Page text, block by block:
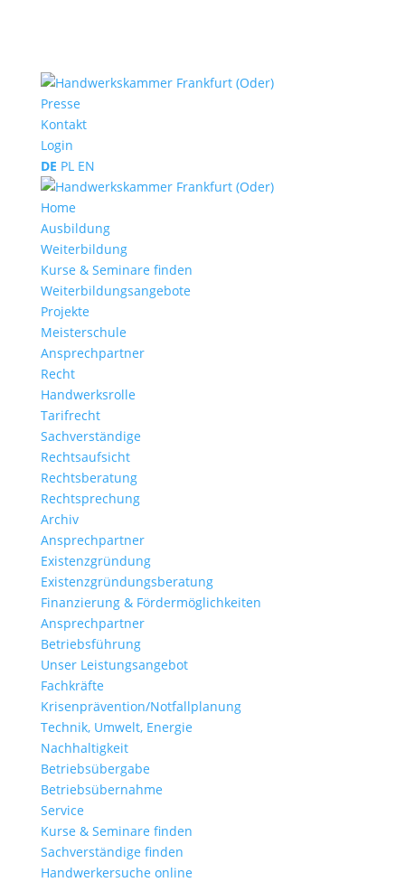
Presse
Kontakt
Login
DE PL EN
Home
Ausbildung
Weiterbildung
Kurse & Seminare finden
Weiterbildungsangebote
Projekte
Meisterschule
Ansprechpartner
Recht
Handwerksrolle
Tarifrecht
Sachverständige
Rechtsaufsicht
Rechtsberatung
Rechtsprechung
Archiv
Ansprechpartner
Existenzgründung
Existenzgründungsberatung
Finanzierung & Fördermöglichkeiten
Ansprechpartner
Betriebsführung
Unser Leistungsangebot
Fachkräfte
Krisenprävention/Notfallplanung
Technik, Umwelt, Energie
Nachhaltigkeit
Betriebsübergabe
Betriebsübernahme
Service
Kurse & Seminare finden
Sachverständige finden
Handwerkersuche online